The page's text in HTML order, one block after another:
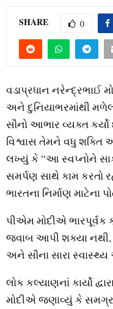
SHARE 0
વડાપ્રધાન નરેન્દ્રભાઈ
અને દુનિયાભરમાંથી
સૌનો આભાર વ્યક્ત
વિશ્વાસ તેમને વધુ
લખ્યું કે “આ સ્વપ્નોને
સમર્પણ સાથે કામ
ભારતના નિર્માણ
પીએમ મોદીએ
જવાબ આપી શક્યા
અને સૌના સારા
લોક કલ્યાણનાં કાર્યો
મોદીએ જણાવ્યું કે